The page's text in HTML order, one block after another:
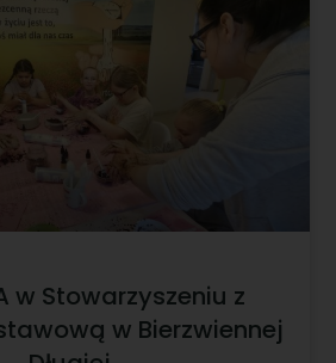
w Stowarzyszeniu z
w Bierzwiennej